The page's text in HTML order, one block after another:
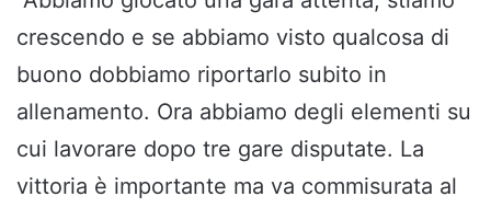
crescendo e se abbiamo visto qualcosa di
buono dobbiamo riportarlo subito in
allenamento. Ora abbiamo degli elementi su
cui lavorare dopo tre gare disputate. La
vittoria è importante ma va commisurata al